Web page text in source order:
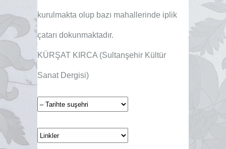
kurulmakta olup bazı mahallerinde iplik
çatarı dokunmaktadır.
KÜRŞAT KIRCA (Sultanşehir Kültür
Sanat Dergisi)